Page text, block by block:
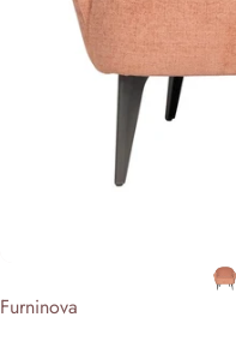
Anbieter:
Furninova